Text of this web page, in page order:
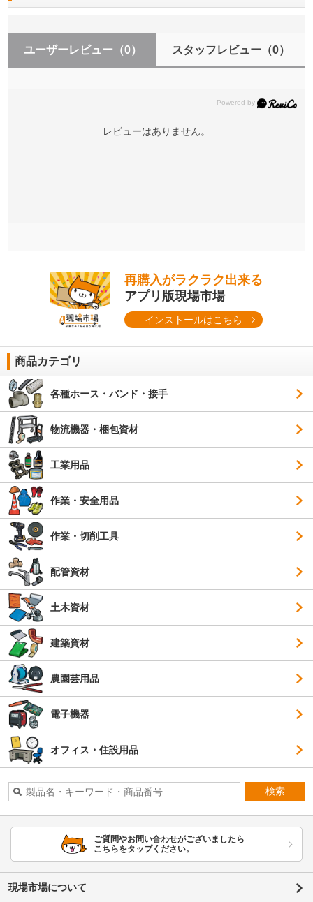
ユーザーレビュー （0） スタッフレビュー（0）
レビューはありません。
再購入がラクラク出来る
アプリ版現場市場
インストールはこちら
商品カテゴリ
各種ホース・バンド・接手
物流機器・梱包資材
工業用品
作業・安全用品
作業・切削工具
配管資材
土木資材
建築資材
農園芸用品
電子機器
オフィス・住設用品
検索
ご質問やお問い合わせがございましたら
こちらをタップください。
現場市場について